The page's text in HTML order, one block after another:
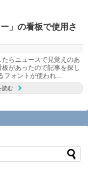
」の看板で使用さ
らニュースで見覚えのあ
があったので記事を探し
ォントが使われ...
読む